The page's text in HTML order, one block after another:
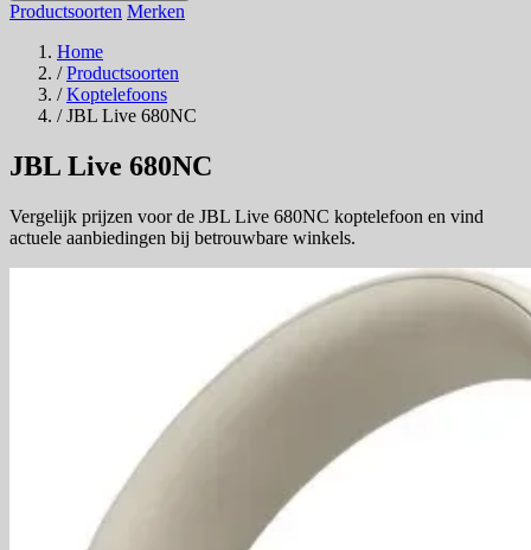
Productsoorten Merken
Home
/ Productsoorten
/ Koptelefoons
/ JBL Live 680NC
JBL Live 680NC
Vergelijk prijzen voor de JBL Live 680NC koptelefoon en vind
actuele aanbiedingen bij betrouwbare winkels.